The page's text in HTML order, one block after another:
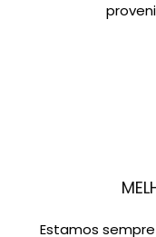
Estamos